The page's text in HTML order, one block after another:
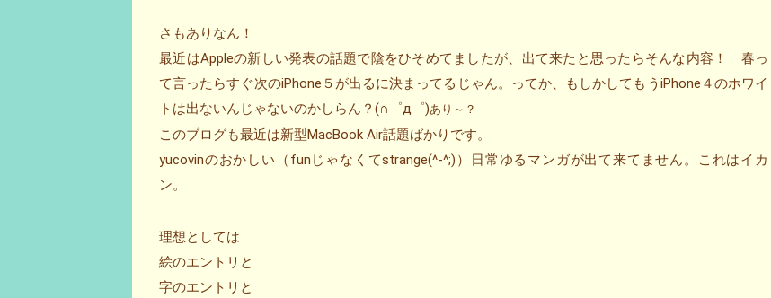
さもありなん！
最近はAppleの新しい発表の話題で陰をひそめてましたが、出て来たと思ったらそんな内容！ 春っ
て言ったらすぐ次のiPhone５が出るに決まってるじゃん。ってか、もしかしてもうiPhone４のホワイ
トは出ないんじゃないのかしらん？(∩゜д゜)あり～？
このブログも最近は新型MacBook Air話題ばかりです。
yucovinのおかしい（funじゃなくてstrange(^-^;)）日常ゆるマンガが出て来てません。これはイカ
ン。
理想としては
絵のエントリと
字のエントリと